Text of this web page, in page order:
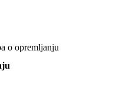
o opremljanju